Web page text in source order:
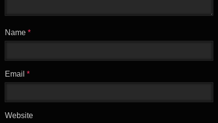
Name *
Email *
Website